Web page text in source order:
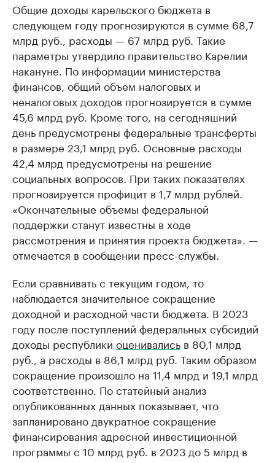
Общие доходы карельского бюджета в
следующем году прогнозируются в сумме 68,7
млрд руб., расходы — 67 млрд руб. Такие
параметры утвердило правительство Карелии
накануне. По информации министерства
финансов, общий объем налоговых и
неналоговых доходов прогнозируется в сумме
45,6 млрд руб. Кроме того, на сегодняшний
день предусмотрены федеральные трансферты
в размере 23,1 млрд руб. Основные расходы
42,4 млрд предусмотрены на решение
социальных вопросов. При таких показателях
прогнозируется профицит в 1,7 млрд рублей.
«Окончательные объемы федеральной
поддержки станут известны в ходе
рассмотрения и принятия проекта бюджета». —
отмечается в сообщении пресс-службы.
Если сравнивать с текущим годом, то
наблюдается значительное сокращение
доходной и расходной части бюджета. В 2023
году после поступлений федеральных субсидий
доходы республики оценивались в 80,1 млрд
руб., а расходы в 86,1 млрд руб. Таким образом
сокращение произошло на 11,4 млрд и 19,1 млрд
соответственно. По статейный анализ
опубликованных данных показывает, что
запланировано двукратное сокращение
финансирования адресной инвестиционной
программы с 10 млрд руб. в 2023 до 5 млрд в